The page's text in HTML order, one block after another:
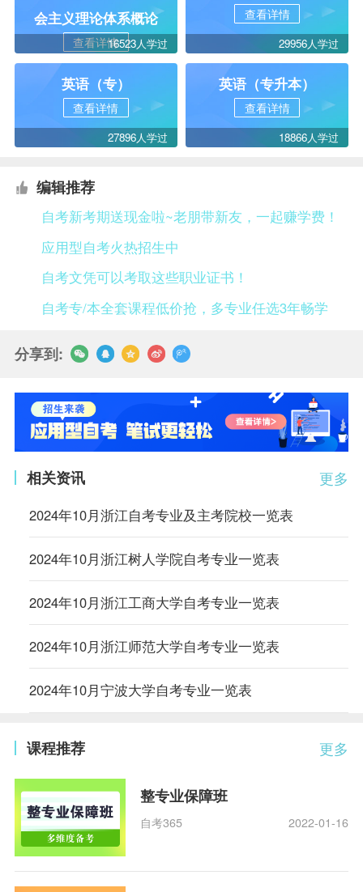
会主义理论体系概论
查看详情16523人学过
查看详情
29956人学过
英语（专）
查看详情
27896人学过
英语（专升本）
查看详情
18866人学过
编辑推荐
自考新考期送现金啦~老朋带新友，一起赚学费！
应用型自考火热招生中
自考文凭可以考取这些职业证书！
自考专/本全套课程低价抢，多专业任选3年畅学
分享到:
更多
相关资讯
2024年10月浙江自考专业及主考院校一览表
2024年10月浙江树人学院自考专业一览表
2024年10月浙江工商大学自考专业一览表
2024年10月浙江师范大学自考专业一览表
2024年10月宁波大学自考专业一览表
更多
课程推荐
整专业保障班
自考365 2022-01-16